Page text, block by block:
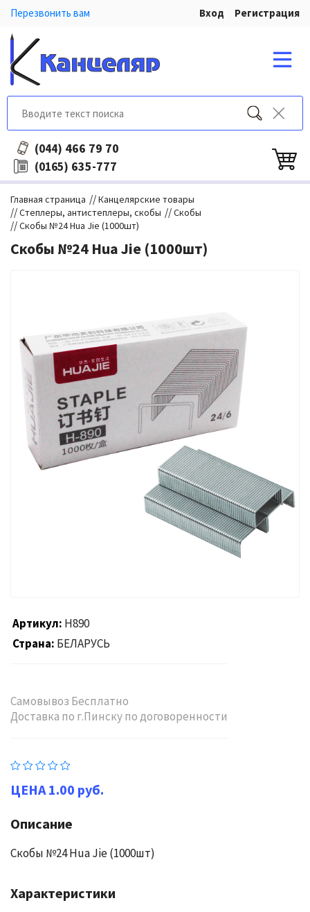
Перезвонить вам Вход Регистрация
(044) 466 79 70
(0165) 635-777
Главная страница //Канцелярские товары
//Степлеры, антистеплеры, скобы //Скобы
//Скобы №24 Hua Jie (1000шт)
Скобы №24 Hua Jie (1000шт)
Артикул H890
Страна БЕЛАРУСЬ
Самовывоз Бесплатно
Доставка по г.Пинску по договоренности
1.00 руб.
Описание
Скобы №24 Hua Jie (1000шт)
Характеристики